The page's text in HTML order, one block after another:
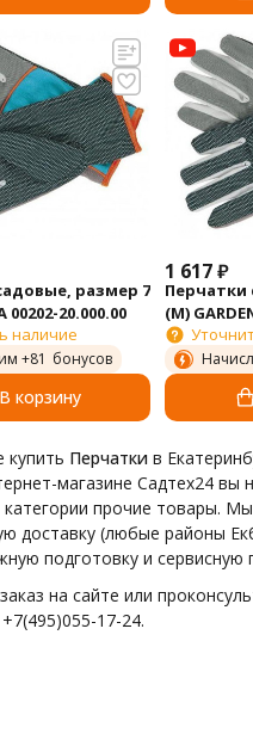
размер 7
00202-20.000.00
наличие
+81 бонусов
В корзину
1 617₽
Перчатки
(M)
купить Перчатки в
магазине Садтех24 вы
категории прочие товары.
доставку (любые районы
подготовку и сервисную
на сайте или
17-24.